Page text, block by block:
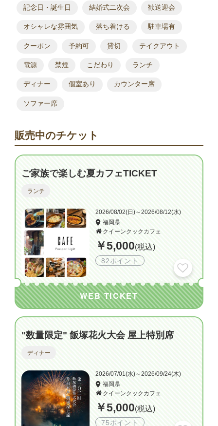
記念日・誕生日 結婚式二次会 歓送迎会
オシャレな雰囲気 落ち着ける 駐車場有
クーポン 予約可 貸切 テイクアウト
電源 禁煙 こだわり ランチ
ディナー 個室あり カウンター席
ソファー席
販売中のチケット
ご家族で楽しむ夏カフェTICKET
ランチ
2026/08/02(日)～2026/08/12(水)
福岡県
クイーンクックカフェ
￥5,000(税込)
82ポイント
WEB TICKET
"数量限定" 飯塚花火大会 屋上特別席
ディナー
2026/07/01(水)～2026/09/24(木)
福岡県
クイーンクックカフェ
￥5,000(税込)
75ポイント